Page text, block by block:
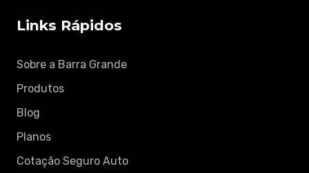
Links Rápidos
Sobre a Barra Grande
Produtos
Blog
Planos
Cotação Seguro Auto